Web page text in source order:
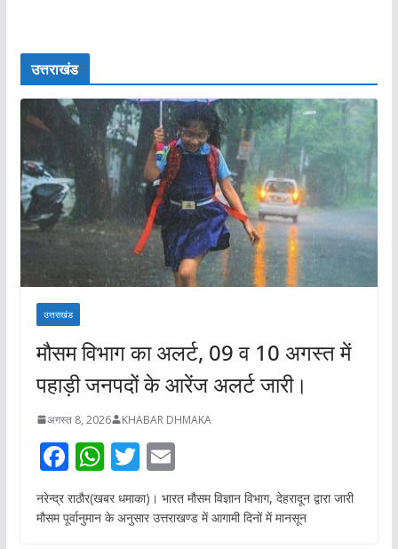
उत्तराखंड
उत्तराखंड
मौसम विभाग का अलर्ट, 09 व 10 अगस्त में
पहाड़ी जनपदों के आरेंज अलर्ट जारी।
अगस्त 8, 2026 KHABAR DHMAKA
F
ac
e
W
h
at
T
w
itt
E
m
ai
नरेन्द्र राठौर(खबर धमाका)। भारत मौसम विज्ञान विभाग, देहरादून द्वारा जारी
मौसम पूर्वानुमान के अनुसार उत्तराखण्ड में आगामी दिनों में मानसून